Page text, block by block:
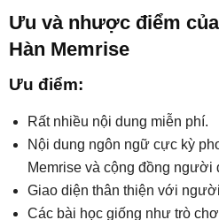
Ưu và nhược điểm
Hàn Memrise
Ưu điểm:
Rất nhiều nội dung miễn phí.
Nội dung ngôn ngữ cực kỳ
Memrise và cộng đồng người
Giao diện thân thiện với
Các bài học giống như trò